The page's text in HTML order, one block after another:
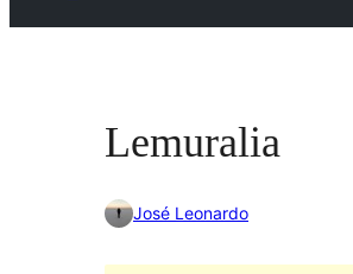
Lemuralia
José Leonardo